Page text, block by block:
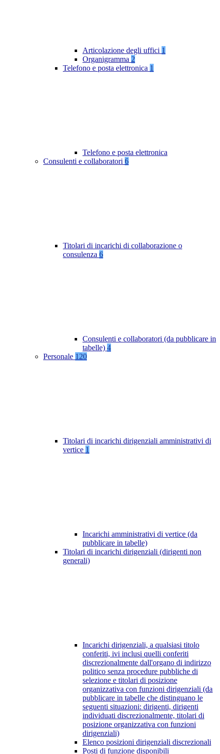
Articolazione degli uffici 1
Organigramma 2
Telefono e posta elettronica 1
Telefono e posta elettronica
Consulenti e collaboratori 6
Titolari di incarichi di collaborazione o
consulenza 6
Consulenti e collaboratori (da pubblicare in
tabelle) 4
Personale 120
Titolari di incarichi dirigenziali amministrativi di
vertice 1
Incarichi amministrativi di vertice (da
pubblicare in tabelle)
Titolari di incarichi dirigenziali (dirigenti non
generali)
Incarichi dirigenziali, a qualsiasi titolo
conferiti, ivi inclusi quelli conferiti
discrezionalmente dall'organo di indirizzo
politico senza procedure pubbliche di
selezione e titolari di posizione
organizzativa con funzioni dirigenziali (da
pubblicare in tabelle che distinguano le
seguenti situazioni: dirigenti, dirigenti
individuati discrezionalmente, titolari di
posizione organizzativa con funzioni
dirigenziali)
Elenco posizioni dirigenziali discrezionali
Posti di funzione disponibili